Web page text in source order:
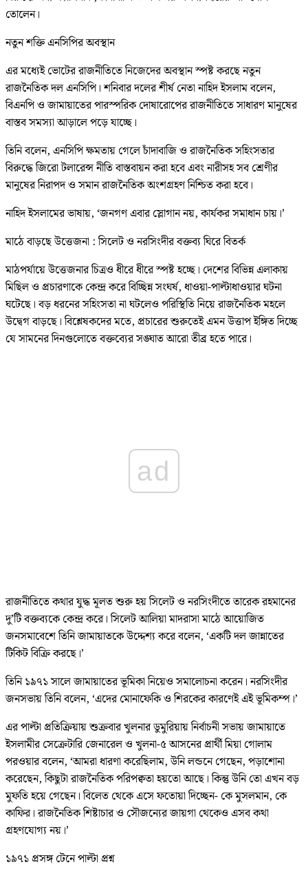
তোলেন।
নতুন শক্তি এনসিপির অবস্থান
এর মধ্যেই ভোটের রাজনীতিতে নিজেদের অবস্থান স্পষ্ট করছে নতুন
রাজনৈতিক দল এনসিপি। শনিবার দলের শীর্ষ নেতা নাহিদ ইসলাম বলেন,
বিএনপি ও জামায়াতের পারস্পরিক দোষারোপের রাজনীতিতে সাধারণ মানুষের
বাস্তব সমস্যা আড়ালে পড়ে যাচ্ছে।
তিনি বলেন, এনসিপি ক্ষমতায় গেলে চাঁদাবাজি ও রাজনৈতিক সহিংসতার
বিরুদ্ধে জিরো টলারেন্স নীতি বাস্তবায়ন করা হবে এবং নারীসহ সব শ্রেণীর
মানুষের নিরাপদ ও সমান রাজনৈতিক অংশগ্রহণ নিশ্চিত করা হবে।
নাহিদ ইসলামের ভাষায়, ‘জনগণ এবার স্লোগান নয়, কার্যকর সমাধান চায়।’
মাঠে বাড়ছে উত্তেজনা : সিলেট ও নরসিংদীর বক্তব্য ঘিরে বিতর্ক
মাঠপর্যায়ে উত্তেজনার চিত্রও ধীরে ধীরে স্পষ্ট হচ্ছে। দেশের বিভিন্ন এলাকায়
মিছিল ও প্রচারণাকে কেন্দ্র করে বিচ্ছিন্ন সংঘর্ষ, ধাওয়া-পাল্টাধাওয়ার ঘটনা
ঘটেছে। বড় ধরনের সহিংসতা না ঘটলেও পরিস্থিতি নিয়ে রাজনৈতিক মহলে
উদ্বেগ বাড়ছে। বিশ্লেষকদের মতে, প্রচারের শুরুতেই এমন উত্তাপ ইঙ্গিত দিচ্ছে
যে সামনের দিনগুলোতে বক্তব্যের সঙ্ঘাত আরো তীব্র হতে পারে।
ad
রাজনীতিতে কথার যুদ্ধ মূলত শুরু হয় সিলেট ও নরসিংদীতে তারেক রহমানের
দু’টি বক্তব্যকে কেন্দ্র করে। সিলেট আলিয়া মাদরাসা মাঠে আয়োজিত
জনসমাবেশে তিনি জামায়াতকে উদ্দেশ্য করে বলেন, ‘একটি দল জান্নাতের
টিকিট বিক্রি করছে।’
তিনি ১৯৭১ সালে জামায়াতের ভূমিকা নিয়েও সমালোচনা করেন। নরসিংদীর
জনসভায় তিনি বলেন, ‘এদের মোনাফেকি ও শিরকের কারণেই এই ভূমিকম্প।’
এর পাল্টা প্রতিক্রিয়ায় শুক্রবার খুলনার ডুমুরিয়ায় নির্বাচনী সভায় জামায়াতে
ইসলামীর সেক্রেটারি জেনারেল ও খুলনা-৫ আসনের প্রার্থী মিয়া গোলাম
পরওয়ার বলেন, ‘আমরা ধারণা করেছিলাম, উনি লন্ডনে গেছেন, পড়াশোনা
করেছেন, কিছুটা রাজনৈতিক পরিপক্বতা হয়তো আছে। কিন্তু উনি তো এখন বড়
মুফতি হয়ে গেছেন। বিলেত থেকে এসে ফতোয়া দিচ্ছেন- কে মুসলমান, কে
কাফির। রাজনৈতিক শিষ্টাচার ও সৌজন্যের জায়গা থেকেও এসব কথা
গ্রহণযোগ্য নয়।’
১৯৭১ প্রসঙ্গ টেনে পাল্টা প্রশ্ন